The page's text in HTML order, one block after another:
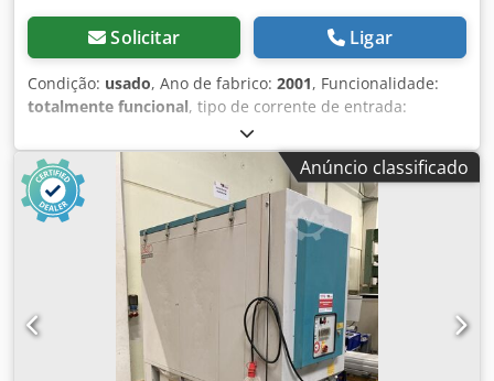
Solicitar Ligar
Condição: usado, Ano de fabrico: 2001, Funcionalidade:
totalmente funcional, tipo de corrente de entrada:
, capacidade de sucção:
coletor de admissão:300 mm, área de filtragem:31 m²,
Extração de pó, extração de cavacos, filtro autolimpante,
por vácuo, pneumático\nALKO MOBIL JET 300\nFiltro limpo
pneumaticamente por impulsos de ar comprimido durante
a operação, o que garante alta eficiência do
equipamento.\nVentilador localizado do lado limpo,
minimizando o risco de explosão.\nO equipamento
também está equipado com proteção contra
incêndio.\nIdeal para lixadeiras de cinta larga e para todos
os tipos de pó seco em diversos processos tecnológicos –
Anúncio classificado